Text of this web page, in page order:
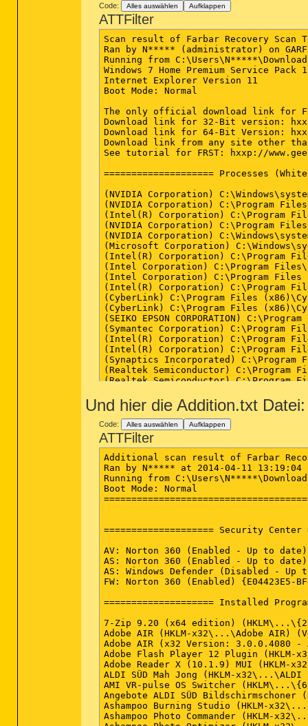
Registry Keys: 0
(No malicious items detected)
Registry Values: 0
(No malicious items detected)
Registry Data: 0
(No malicious items detected)
(No malicious items detected)
Files: 0
(No malicious items detected)
(No malicious items detected)
(end)
Code: Alles auswählen Aufklappen
ATTFilter
Scan result of Farbar Recovery
Und hier die Addition.txt Datei:
Code: Alles auswählen Aufklappen
ATTFilter
Additional scan result of Farbar
Ran by N***** at 2014-04-11 13:19:04
Running from
Boot Mode: Normal
==================== Security Center
AV: Norton 360 (Enabled - Up to date)
AS: Norton 360 (Enabled - Up to date)
AS: Windows Defender (Disabled - Up to
FW: Norton 360 (Enabled) {E04423E5-
==================== Installed
7-Zip 9.20 (x64 edition)
Adobe AIR (HKLM-x32\...\Adobe AIR)
Adobe AIR (x32 Version: 3.0.0.4080 -
Adobe Flash Player 12 Plugin
Adobe Reader X (10.1.9) MUI (HKLM-
ALDI SÜD Mah Jong (HKLM-
AMI VR-pulse OS Switcher
Angebote ALDI SÜD
Ashampoo Burning Studio (HKLM-
Ashampoo Photo Commander (HKLM-